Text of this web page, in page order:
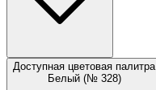
Доступная цветовая палитра
Белый (№ 328)